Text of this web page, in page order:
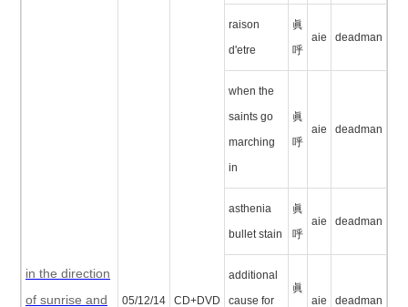
in the direction
of sunrise and 05/12/14 CD+DVD
raison
d'etre
眞
呼
aie deadman
when the
saints go
marching
in
眞
呼
aie deadman
asthenia
bullet stain
眞
呼
aie deadman
additional
cause for
眞
aie deadman